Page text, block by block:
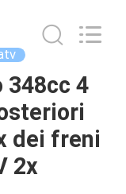
348cc 4
dei freni
2x